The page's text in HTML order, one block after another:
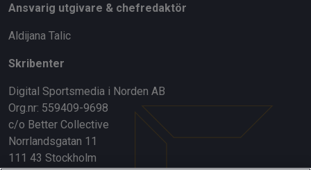
Ansvarig utgivare & chefredaktör
Aldijana Talic
Skribenter
Digital Sportsmedia i Norden AB
Org.nr: 559409-9698
c/o Better Collective
Norrlandsgatan 11
111 43 Stockholm